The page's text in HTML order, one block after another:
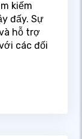
kiếm
đấy. Sự
hỗ trợ
các đối